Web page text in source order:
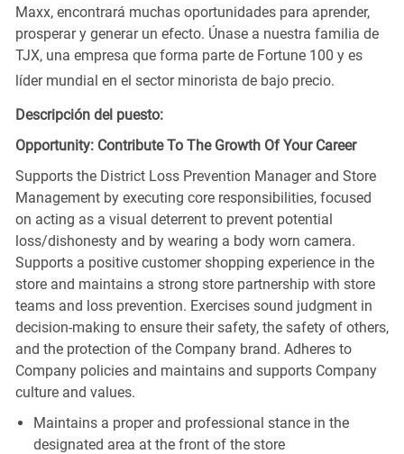
Maxx, encontrará muchas oportunidades para aprender,
prosperar y generar un efecto. Únase a nuestra familia de
TJX, una empresa que forma parte de Fortune 100 y es
líder mundial en el sector minorista de bajo precio.
Descripción del puesto:
Opportunity: Contribute To The Growth Of Your Career
Supports the District Loss Prevention Manager and Store
Management by executing core responsibilities, focused
on acting as a visual deterrent to prevent potential
loss/dishonesty and by wearing a body worn camera.
Supports a positive customer shopping experience in the
store and maintains a strong store partnership with store
teams and loss prevention. Exercises sound judgment in
decision-making to ensure their safety, the safety of others,
and the protection of the Company brand. Adheres to
Company policies and maintains and supports Company
culture and values.
Maintains a proper and professional stance in the
designated area at the front of the store